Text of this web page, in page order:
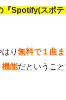
Spotify(スポテ
り 無料で１曲
機能だというこ